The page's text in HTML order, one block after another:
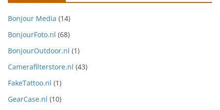
Bonjour Media (14)
BonjourFoto.nl (68)
BonjourOutdoor.nl (1)
Camerafilterstore.nl (43)
FakeTattoo.nl (1)
GearCase.nl (10)